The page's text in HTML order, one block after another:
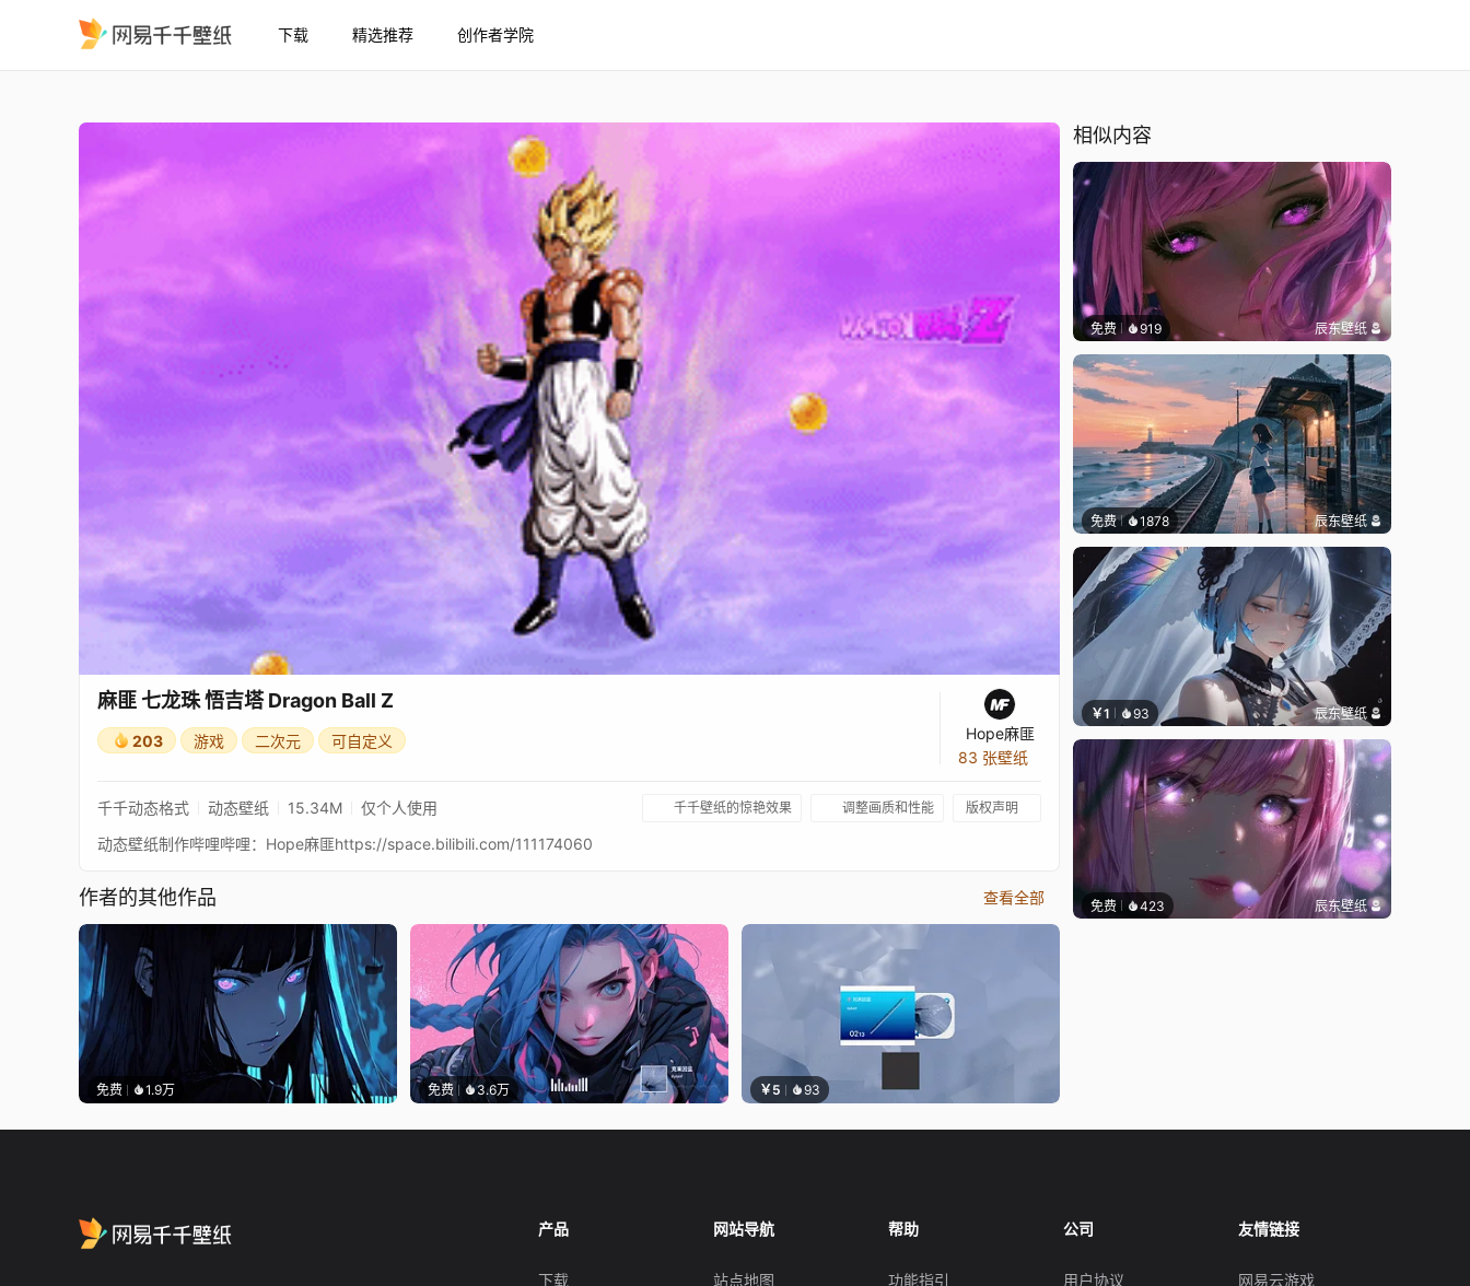
下载 精选推荐 创作者学院
麻匪 七龙珠 悟吉塔 Dragon Ball Z
203 游戏 二次元 可自定义
Hope麻匪
83 张壁纸
千千动态格式 动态壁纸 15.34M 仅个人使用 千千壁纸的惊艳效果 调整画质和性能 版权声明
动态壁纸制作哔哩哔哩：Hope麻匪https://space.bilibili.com/111174060
作者的其他作品 查看全部
免费 1.9万 免费 3.6万 ￥5 93
相似内容
免费 919 辰东壁纸
免费 1878 辰东壁纸
￥1 93 辰东壁纸
免费 423 辰东壁纸
产品
下载
网站导航
站点地图
帮助
功能指引
公司
用户协议
友情链接
网易云游戏